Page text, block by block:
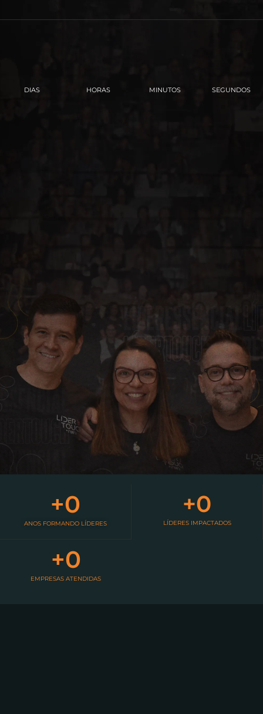
DIAS HORAS MINUTOS SEGUNDOS
ANOS FORMANDO LÍDERES
+0
LÍDERES IMPACTADOS
+0
EMPRESAS ATENDIDAS
+0